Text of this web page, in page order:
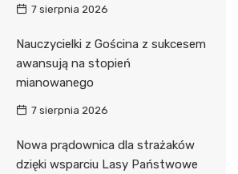
7 sierpnia 2026
Nauczycielki z Gościna z sukcesem
awansują na stopień
mianowanego
7 sierpnia 2026
Nowa prądownica dla strażaków
dzięki wsparciu Lasy Państwowe